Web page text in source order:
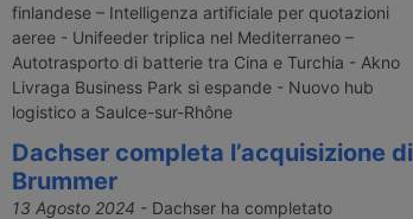
finlandese – Intelligenza artificiale per quotazioni
aeree - Unifeeder triplica nel Mediterraneo –
Autotrasporto di batterie tra Cina e Turchia - Akno
Livraga Business Park si espande - Nuovo hub
logistico a Saulce-sur-Rhône
Dachser completa l’acquisizione di
Brummer
13 Agosto 2024 - Dachser ha completato